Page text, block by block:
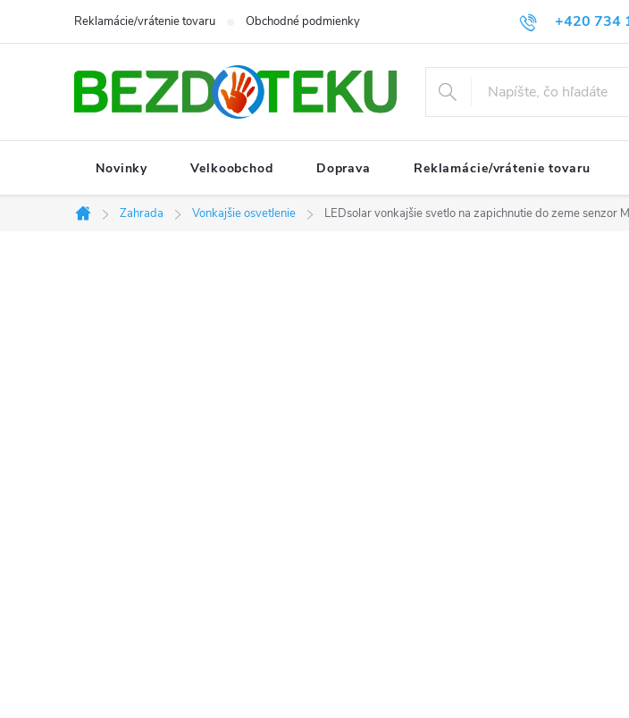
+420 734
Reklamácie/vrátenie tovaru Obchodné podmienky
Novinky Velkoobchod Doprava Reklamácie/vrátenie tovaru
Domov
Zahrada Vonkajšie osvetlenie LEDsolar vonkajšie svetlo na zapichnutie do zeme senzor